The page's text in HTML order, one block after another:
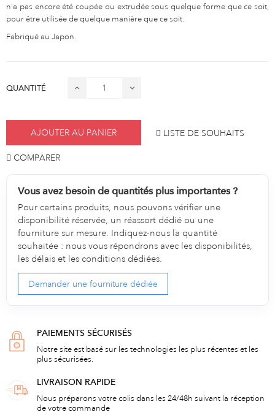
n'a pas encore été coupée ou extrudée sous quelque forme que ce soit,
pour être utilisée de quelque manière que ce soit.
Fabriqué au Japon.
QUANTITÉ
AJOUTER AU PANIER LISTE DE SOUHAITS
COMPARER
Vous avez besoin de quantités plus importantes ?
Pour certains produits, nous pouvons vérifier une
disponibilité réservée, un réassort dédié ou une
fourniture sur mesure. Indiquez-nous la quantité
souhaitée : nous vous répondrons avec les disponibilités,
les délais et les conditions dédiées.
Demander une fourniture dédiée
PAIEMENTS SÉCURISÉS
Notre site est basé sur les technologies les plus récentes et les
plus sécurisées.
LIVRAISON RAPIDE
Nous préparons votre colis dans les 24/48h suivant la réception
de votre commande